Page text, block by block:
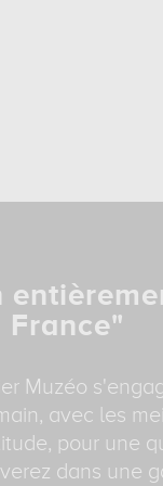
France"
Muzéo
avec les
pour une
dans une